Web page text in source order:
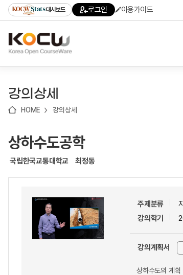
기
기
기
content)
가
대시보드 로그인 이용가이드
강의상세
HOME 강의상세
상하수도공학
국립한국교통대학교 최정동
주제분류
강의학기
강의계획서
상하수도의 계